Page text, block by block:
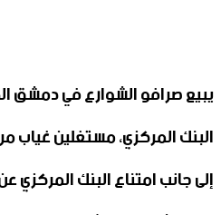
يبيع صرافو الشوارع في دمشق
البنك المركزي، مستغلين غياب
إلى جانب امتناع البنك